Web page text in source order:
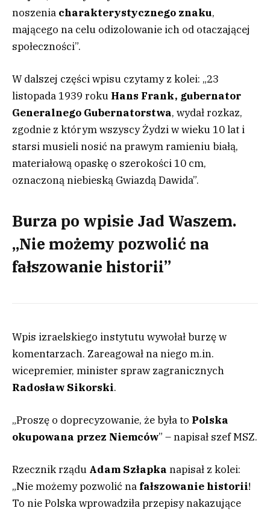
noszenia charakterystycznego znaku,
mającego na celu odizolowanie ich od otaczającej
społeczności”.
W dalszej części wpisu czytamy z kolei: „23
listopada 1939 roku Hans Frank, gubernator
Generalnego Gubernatorstwa, wydał rozkaz,
zgodnie z którym wszyscy Żydzi w wieku 10 lat i
starsi musieli nosić na prawym ramieniu białą,
materiałową opaskę o szerokości 10 cm,
oznaczoną niebieską Gwiazdą Dawida”.
Burza po wpisie Jad Waszem.
„Nie możemy pozwolić na
fałszowanie historii”
Wpis izraelskiego instytutu wywołał burzę w
komentarzach. Zareagował na niego m.in.
wicepremier, minister spraw zagranicznych
Radosław Sikorski.
„Proszę o doprecyzowanie, że była to Polska
okupowana przez Niemców” – napisał szef MSZ.
Rzecznik rządu Adam Szłapka napisał z kolei:
„Nie możemy pozwolić na fałszowanie historii!
To nie Polska wprowadziła przepisy nakazujące